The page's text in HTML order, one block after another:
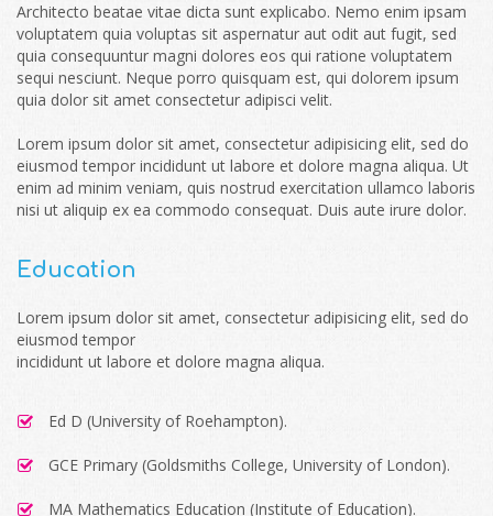
Architecto beatae vitae dicta sunt explicabo. Nemo enim ipsam
voluptatem quia voluptas sit aspernatur aut odit aut fugit, sed
quia consequuntur magni dolores eos qui ratione voluptatem
sequi nesciunt. Neque porro quisquam est, qui dolorem ipsum
quia dolor sit amet consectetur adipisci velit.
Lorem ipsum dolor sit amet, consectetur adipisicing elit, sed do
eiusmod tempor incididunt ut labore et dolore magna aliqua. Ut
enim ad minim veniam, quis nostrud exercitation ullamco laboris
nisi ut aliquip ex ea commodo consequat. Duis aute irure dolor.
Education
Lorem ipsum dolor sit amet, consectetur adipisicing elit, sed do
eiusmod tempor
incididunt ut labore et dolore magna aliqua.
Ed D (University of Roehampton).
GCE Primary (Goldsmiths College, University of London).
MA Mathematics Education (Institute of Education).